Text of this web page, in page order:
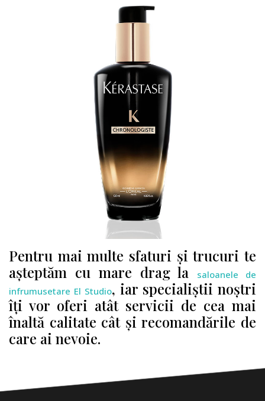
Pentru mai multe sfaturi și trucuri te
așteptăm cu mare drag la
saloanele de
infrumusetare El Studio, iar specialiștii noștri
îți vor oferi atât servicii de cea mai
înaltă calitate cât și recomandările de
care ai nevoie.